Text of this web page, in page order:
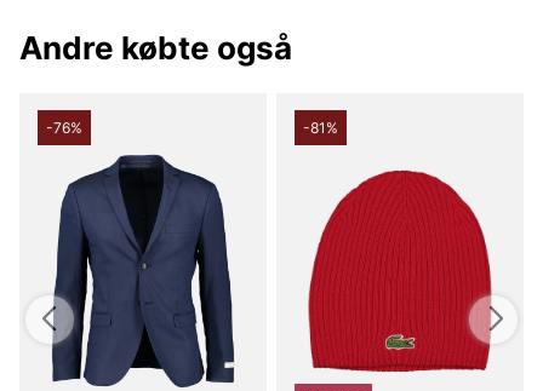
Andre købte også
-76% -81%